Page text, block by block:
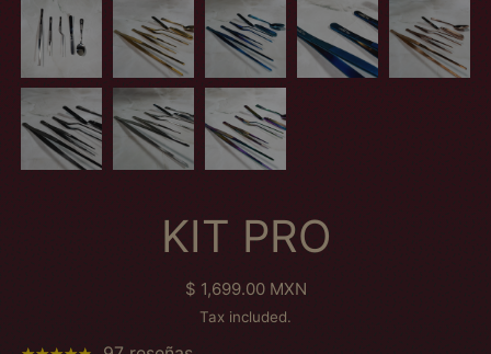
KIT PRO
Regular price
$ 1,699.00 MXN
Tax included.